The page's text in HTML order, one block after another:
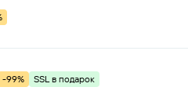
-99% SSL в подарок